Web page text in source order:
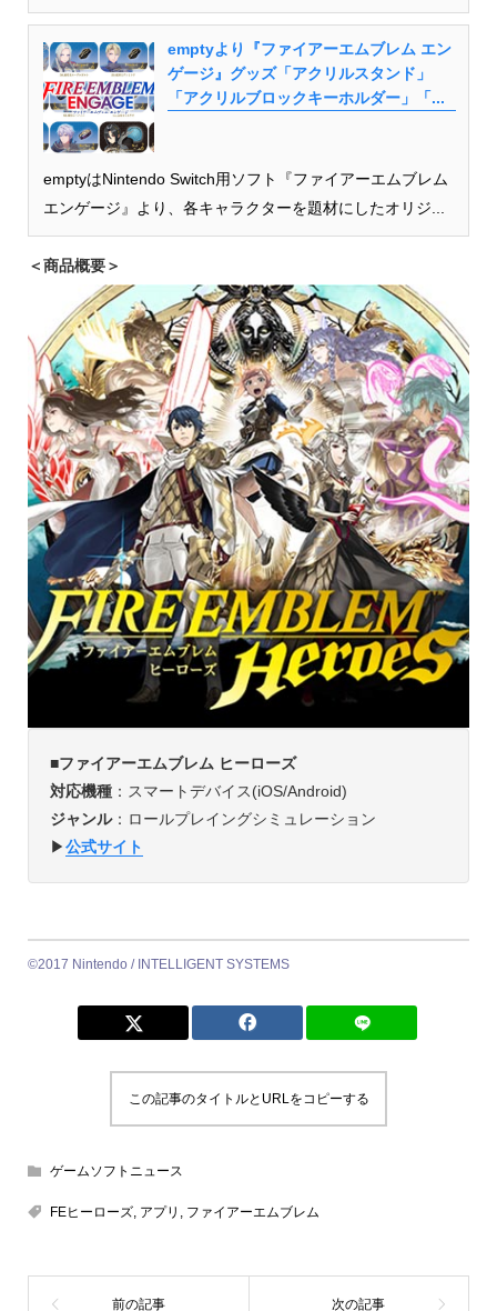
emptyより『ファイアーエムブレム エン
ゲージ』グッズ「アクリルスタンド」
「アクリルブロックキーホルダー」「...
emptyはNintendo Switch用ソフト『ファイアーエムブレム
エンゲージ』より、各キャラクターを題材にしたオリジ...
＜商品概要＞
■ファイアーエムブレム ヒーローズ
対応機種：スマートデバイス(iOS/Android)
ジャンル：ロールプレイングシミュレーション
▶︎公式サイト
©2017 Nintendo / INTELLIGENT SYSTEMS
この記事のタイトルとURLをコピーする
ゲームソフトニュース
FEヒーローズ, アプリ ファイアーエムブレム